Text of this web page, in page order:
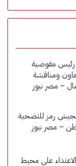
رئيس مفوضية
ومناقشة
– مصر نيوز
رمز للتضحية
– مصر نيوز
على محيط